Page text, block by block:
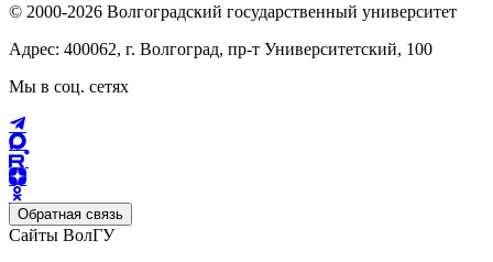
© 2000-2026 Волгоградский государственный университет
Адрес: 400062, г. Волгоград, пр-т Университетский, 100
Мы в соц. сетях
Обратная связь
Сайты ВолГУ